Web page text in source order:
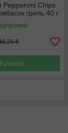
Pepperoni Chips
гриль 40 г
₴
Купити